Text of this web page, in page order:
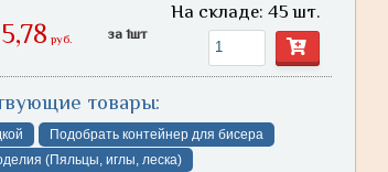
руб. за 1шт
На складе: 45 шт.
товары:
Подобрать контейнер для бисера
(Пяльцы, иглы, леска)